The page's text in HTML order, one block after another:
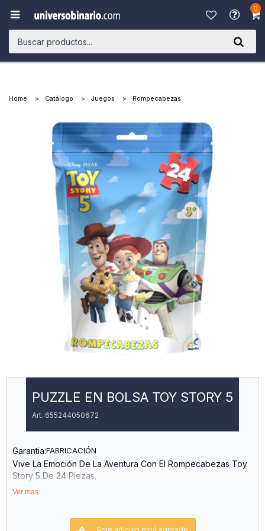
0

Home Catálogo Juegos Rompecabezas
PUZZLE EN BOLSA TOY STORY 5
655244050672
Garantia:FABRICACIÓN
Vive La Emoción De La Aventura Con El Rompecabezas Toy
Story 5 De 24 Piezas.
Diseñado Especialmente Para Niños, Este Puzzle No Solo
Ver mas